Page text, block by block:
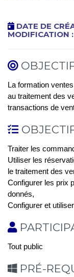
DATE DE
MODIFICATION
La formation
au traitement des
transactions de
Traiter les
Utiliser les
le traitement des
Configurer les prix
donnés,
Configurer et
Tout public
PRÉ-